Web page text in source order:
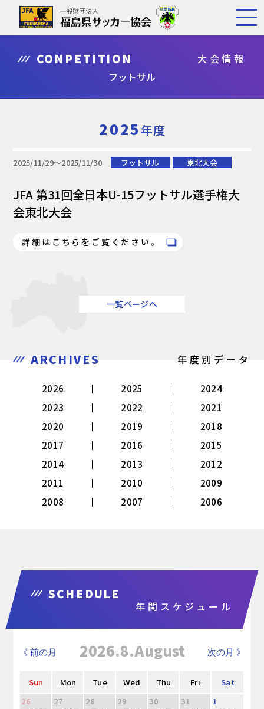
CONPETITION
大会情報
フットサル
2025年度
2025/11/29〜2025/11/30 フットサル 東北大会
JFA 第31回全日本U-15フットサル選手権大
会東北大会
詳細はこちらをご覧ください。
一覧ページへ
ARCHIVES 年度別データ
2026 2025
2024
2023
2022
2021
2020
2019
2018
2017
2016
2015
2014
2013
2012
2011
2010
2009
2008
2007 2006
SCHEDULE
年間スケジュール
《 前の月 次の月 》
2026.8.August
Sun Mon Tue Wed Thu Fri
Sat
26
27 28 29 30 31
1